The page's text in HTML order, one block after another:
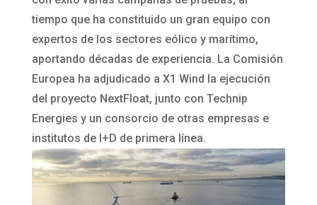
tiempo que ha constituido un gran equipo con
expertos de los sectores eólico y marítimo,
aportando décadas de experiencia. La Comisión
Europea ha adjudicado a X1 Wind la ejecución
del proyecto NextFloat, junto con Technip
Energies y un consorcio de otras empresas e
institutos de I+D de primera línea.